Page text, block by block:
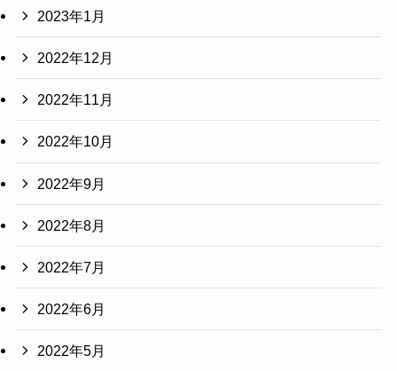
2023年1月
2022年12月
2022年11月
2022年10月
2022年9月
2022年8月
2022年7月
2022年6月
2022年5月